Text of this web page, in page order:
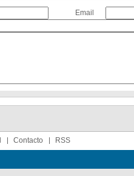
Email
Contacto RSS